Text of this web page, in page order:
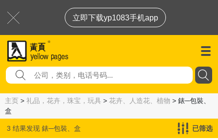
立即下载yp1083手机app
主页 > 礼品，花卉，珠宝，玩具 > 花卉、人造花、植物 > 錶─包裝、
盒
3 结果发现 錶─包裝、盒 已筛选